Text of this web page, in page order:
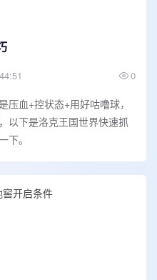
0
压血+控状态+用好咕噜球，
以下是洛克王国世界快速抓
下。